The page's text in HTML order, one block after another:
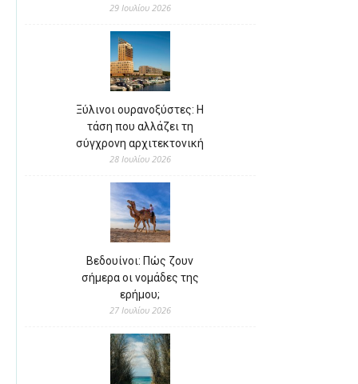
29 Ιουλίου 2026
Ξύλινοι ουρανοξύστες: Η
τάση που αλλάζει τη
σύγχρονη αρχιτεκτονική
28 Ιουλίου 2026
Βεδουίνοι: Πώς ζουν
σήμερα οι νομάδες της
ερήμου;
27 Ιουλίου 2026